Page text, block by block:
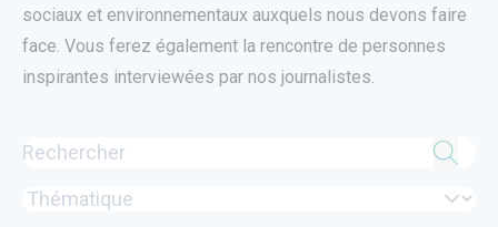
sociaux et environnementaux auxquels nous devons faire
face. Vous ferez également la rencontre de personnes
inspirantes interviewées par nos journalistes.